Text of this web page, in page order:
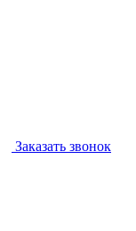
Заказать звонок